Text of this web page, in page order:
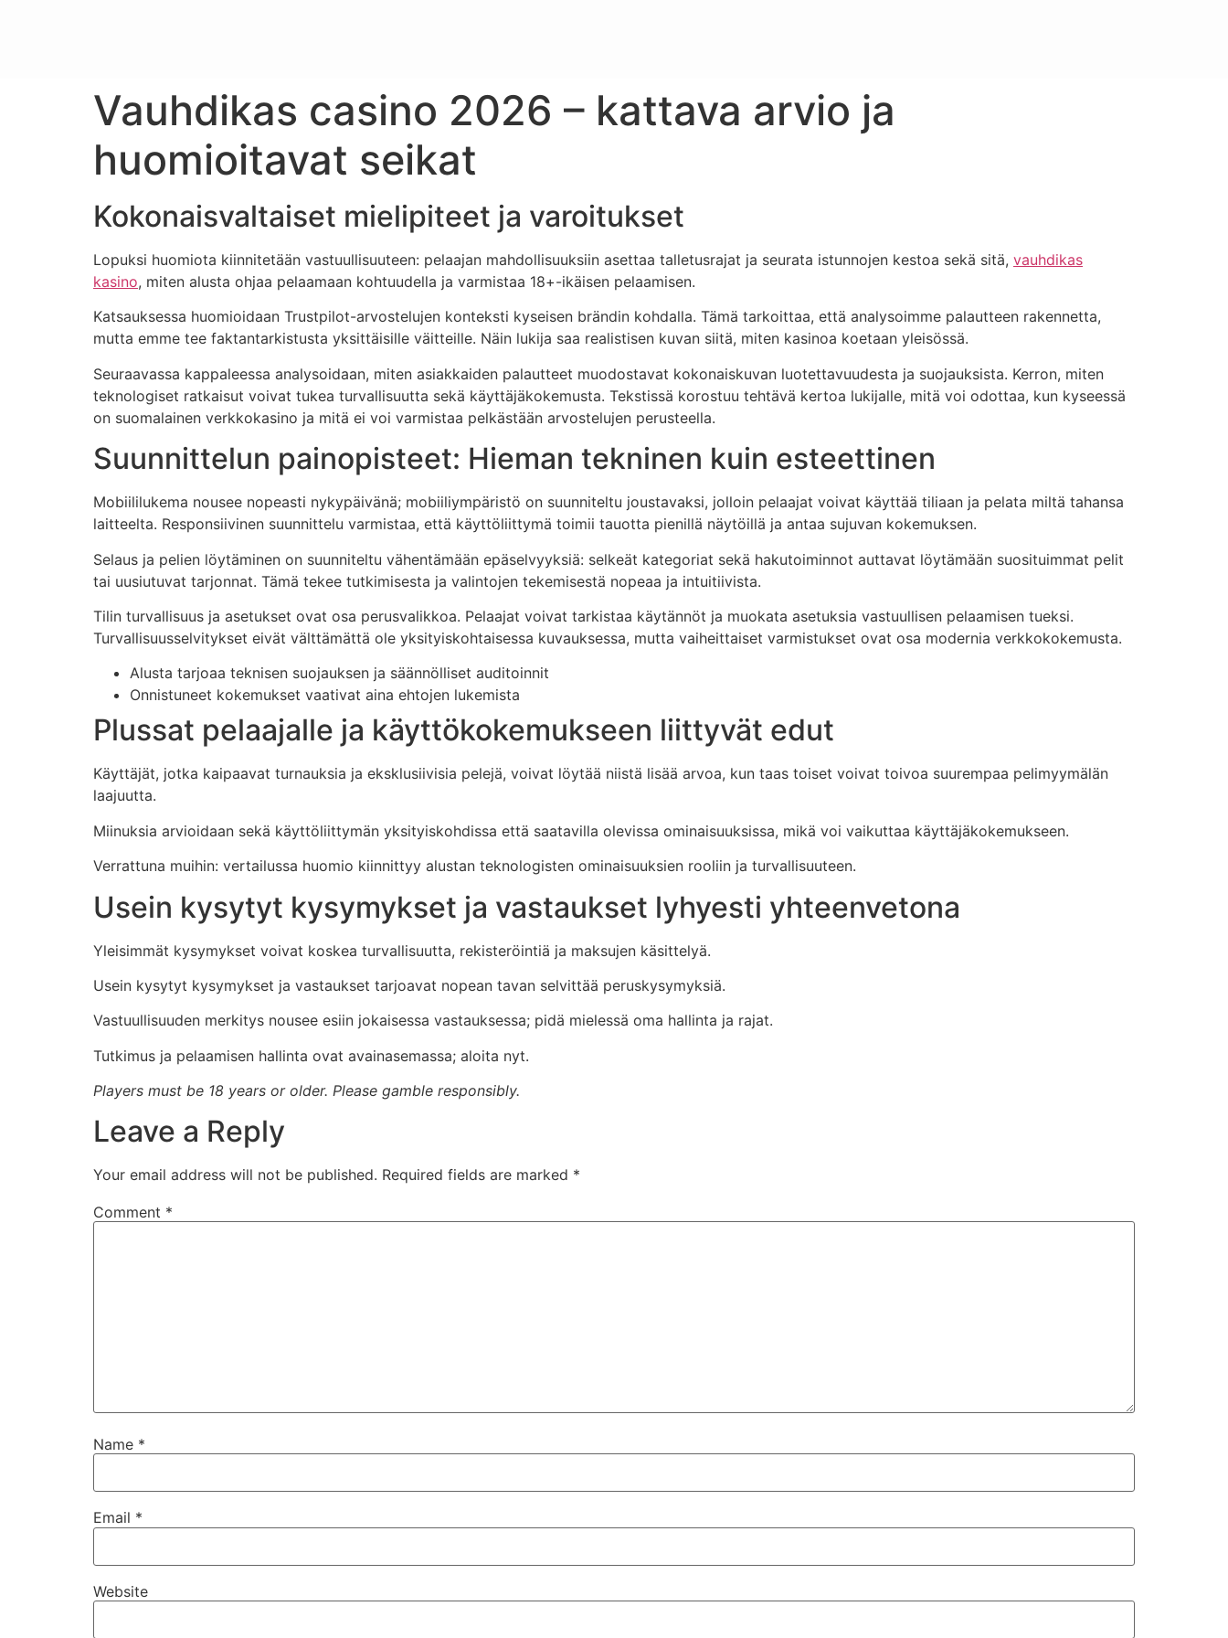
Vauhdikas casino 2026 – kattava arvio ja
huomioitavat seikat
Kokonaisvaltaiset mielipiteet ja varoitukset
Lopuksi huomiota kiinnitetään vastuullisuuteen: pelaajan mahdollisuuksiin asettaa talletusrajat ja seurata istunnojen kestoa sekä sitä, vauhdikas
kasino, miten alusta ohjaa pelaamaan kohtuudella ja varmistaa 18+-ikäisen pelaamisen.
Katsauksessa huomioidaan Trustpilot-arvostelujen konteksti kyseisen brändin kohdalla. Tämä tarkoittaa, että analysoimme palautteen rakennetta,
mutta emme tee faktantarkistusta yksittäisille väitteille. Näin lukija saa realistisen kuvan siitä, miten kasinoa koetaan yleisössä.
Seuraavassa kappaleessa analysoidaan, miten asiakkaiden palautteet muodostavat kokonaiskuvan luotettavuudesta ja suojauksista. Kerron, miten
teknologiset ratkaisut voivat tukea turvallisuutta sekä käyttäjäkokemusta. Tekstissä korostuu tehtävä kertoa lukijalle, mitä voi odottaa, kun kyseessä
on suomalainen verkkokasino ja mitä ei voi varmistaa pelkästään arvostelujen perusteella.
Suunnittelun painopisteet: Hieman tekninen kuin esteettinen
Mobiililukema nousee nopeasti nykypäivänä; mobiiliympäristö on suunniteltu joustavaksi, jolloin pelaajat voivat käyttää tiliaan ja pelata miltä tahansa
laitteelta. Responsiivinen suunnittelu varmistaa, että käyttöliittymä toimii tauotta pienillä näytöillä ja antaa sujuvan kokemuksen.
Selaus ja pelien löytäminen on suunniteltu vähentämään epäselvyyksiä: selkeät kategoriat sekä hakutoiminnot auttavat löytämään suosituimmat pelit
tai uusiutuvat tarjonnat. Tämä tekee tutkimisesta ja valintojen tekemisestä nopeaa ja intuitiivista.
Tilin turvallisuus ja asetukset ovat osa perusvalikkoa. Pelaajat voivat tarkistaa käytännöt ja muokata asetuksia vastuullisen pelaamisen tueksi.
Turvallisuusselvitykset eivät välttämättä ole yksityiskohtaisessa kuvauksessa, mutta vaiheittaiset varmistukset ovat osa modernia verkkokokemusta.
Alusta tarjoaa teknisen suojauksen ja säännölliset auditoinnit
Onnistuneet kokemukset vaativat aina ehtojen lukemista
Plussat pelaajalle ja käyttökokemukseen liittyvät edut
Käyttäjät, jotka kaipaavat turnauksia ja eksklusiivisia pelejä, voivat löytää niistä lisää arvoa, kun taas toiset voivat toivoa suurempaa pelimyymälän
laajuutta.
Miinuksia arvioidaan sekä käyttöliittymän yksityiskohdissa että saatavilla olevissa ominaisuuksissa, mikä voi vaikuttaa käyttäjäkokemukseen.
Verrattuna muihin: vertailussa huomio kiinnittyy alustan teknologisten ominaisuuksien rooliin ja turvallisuuteen.
Usein kysytyt kysymykset ja vastaukset lyhyesti yhteenvetona
Yleisimmät kysymykset voivat koskea turvallisuutta, rekisteröintiä ja maksujen käsittelyä.
Usein kysytyt kysymykset ja vastaukset tarjoavat nopean tavan selvittää peruskysymyksiä.
Vastuullisuuden merkitys nousee esiin jokaisessa vastauksessa; pidä mielessä oma hallinta ja rajat.
Tutkimus ja pelaamisen hallinta ovat avainasemassa; aloita nyt.
Players must be 18 years or older. Please gamble responsibly.
Leave a Reply
Your email address will not be published. Required fields are marked *
Comment *
Name *
Email *
Website